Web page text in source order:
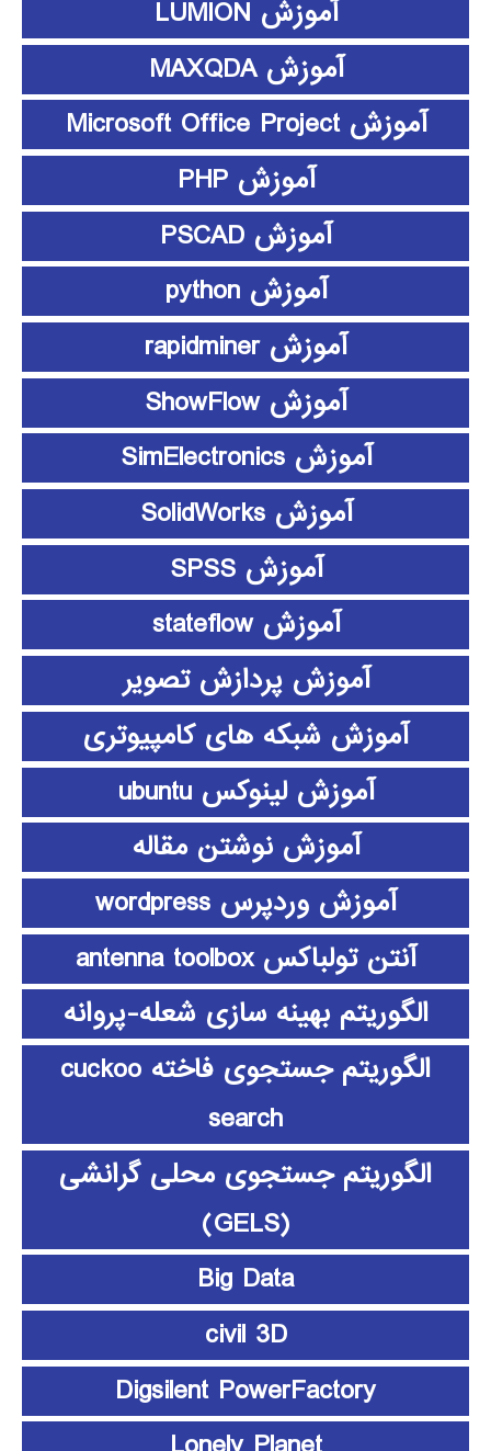
آموزش LUMION
آموزش MAXQDA
آموزش Microsoft Office Project
آموزش PHP
آموزش PSCAD
آموزش python
آموزش rapidminer
آموزش ShowFlow
آموزش SimElectronics
آموزش SolidWorks
آموزش SPSS
آموزش stateflow
آموزش پردازش تصویر
آموزش شبکه های کامپیوتری
آموزش لینوکس ubuntu
آموزش نوشتن مقاله
آموزش وردپرس wordpress
آنتن تولباکس antenna toolbox
الگوریتم بهینه سازی شعله-پروانه
الگوریتم جستجوی فاخته cuckoo
search
الگوریتم جستجوی محلی گرانشی
(GELS)
Big Data
civil 3D
Digsilent PowerFactory